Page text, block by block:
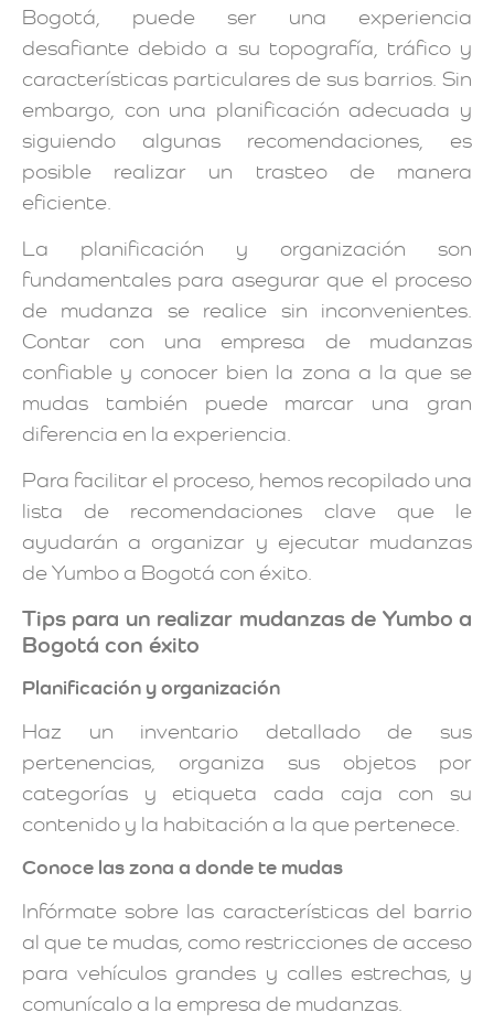
Bogotá, puede ser una experiencia
desafiante debido a su topografía, tráfico y
características particulares de sus barrios. Sin
embargo, con una planificación adecuada y
siguiendo algunas recomendaciones, es
posible realizar un trasteo de manera
eficiente.
La planificación y organización son
fundamentales para asegurar que el proceso
de mudanza se realice sin inconvenientes.
Contar con una empresa de mudanzas
confiable y conocer bien la zona a la que se
mudas también puede marcar una gran
diferencia en la experiencia.
Para facilitar el proceso, hemos recopilado una
lista de recomendaciones clave que le
ayudarán a organizar y ejecutar mudanzas
de Yumbo a Bogotá con éxito.
Tips para un realizar mudanzas de Yumbo a
Bogotá con éxito
Planificación y organización
Haz un inventario detallado de sus
pertenencias, organiza sus objetos por
categorías y etiqueta cada caja con su
contenido y la habitación a la que pertenece.
Conoce las zona a donde te mudas
Infórmate sobre las características del barrio
al que te mudas, como restricciones de acceso
para vehículos grandes y calles estrechas, y
comunícalo a la empresa de mudanzas.